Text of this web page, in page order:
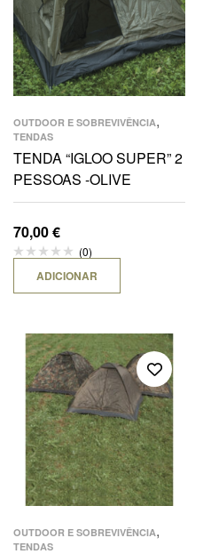
OUTDOOR E SOBREVIVÊNCIA,
TENDAS
TENDA “IGLOO SUPER” 2
PESSOAS -OLIVE
70,00€
(0)
ADICIONAR
OUTDOOR E SOBREVIVÊNCIA,
TENDAS